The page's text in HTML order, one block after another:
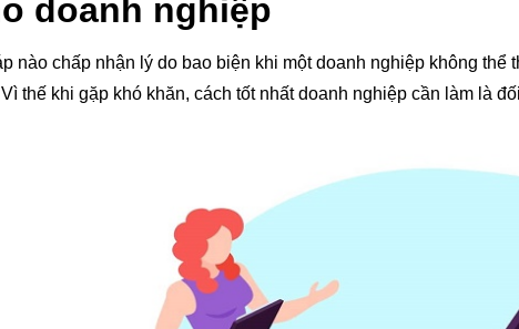
doanh nghiệp
nào chấp nhận lý do bao biện khi một doanh nghiệp không
thế khi gặp khó khăn, cách tốt nhất doanh nghiệp cần làm là